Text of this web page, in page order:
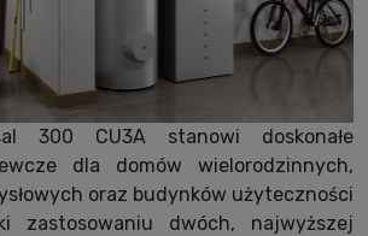
300 CU3A stanowi doskonałe
dla domów wielorodzinnych,
oraz budynków użyteczności
zastosowaniu dwóch, najwyższej